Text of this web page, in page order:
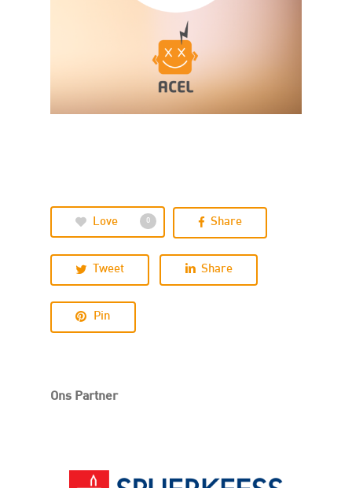
Love 0 Share
Tweet Share
Pin
Ons Partner